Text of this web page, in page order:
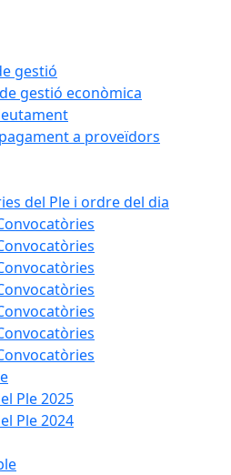
gestió
gestió econòmica
a proveïdors
del Ple i ordre del dia
Ple 2025
Ple 2024